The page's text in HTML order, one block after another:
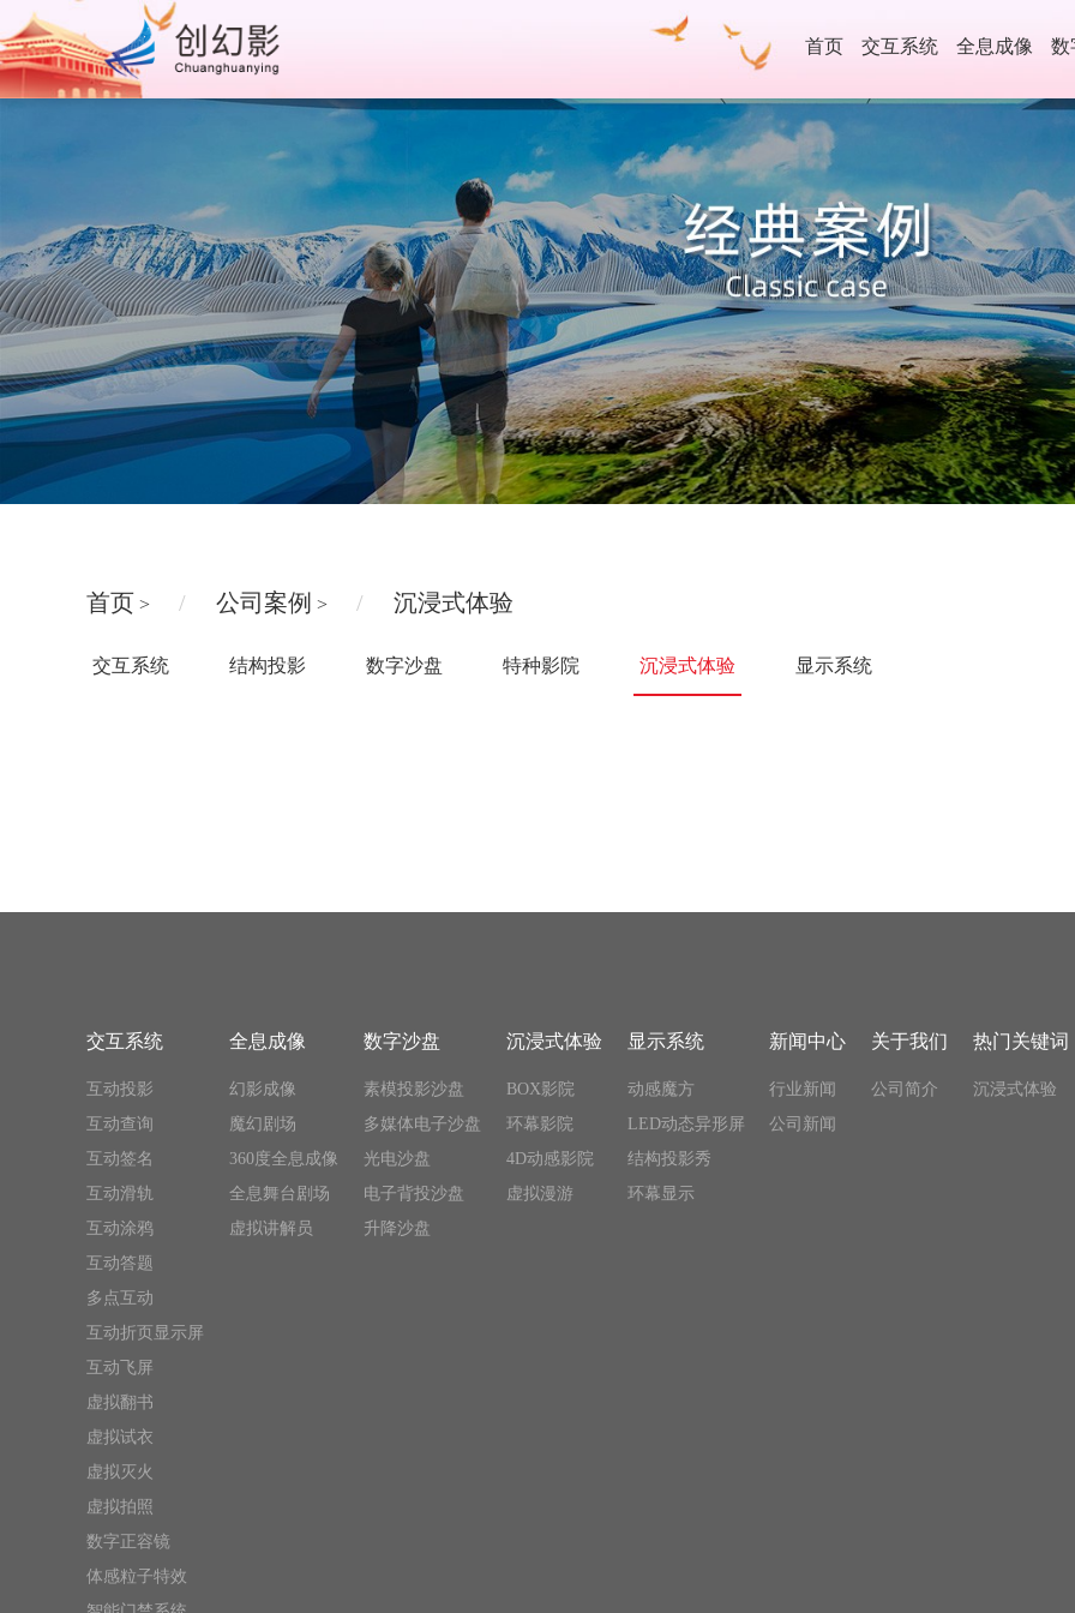
首页 交互系统 全息成像 数
首页 > 公司案例 > 沉浸式体验
交互系统 结构投影 数字沙盘 特种影院 沉浸式体验 显示系统
交互系统
互动投影
互动查询
互动签名
互动滑轨
互动涂鸦
互动答题
多点互动
互动折页显示屏
互动飞屏
虚拟翻书
虚拟试衣
虚拟灭火
虚拟拍照
数字正容镜
体感粒子特效
全息成像
幻影成像
魔幻剧场
360度全息成像
全息舞台剧场
虚拟讲解员
数字沙盘
素模投影沙盘
多媒体电子沙盘
光电沙盘
电子背投沙盘
升降沙盘
沉浸式体验
BOX影院
环幕影院
4D动感影院
虚拟漫游
显示系统
动感魔方
LED动态异形屏
结构投影秀
环幕显示
新闻中心
行业新闻
公司新闻
关于我们
公司简介
热门关键词
沉浸式体验